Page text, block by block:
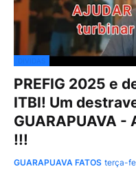
PREFIG 2025 e
ITBI! Um
GUARAPUAVA -
!!!
GUARAPUAVA FATOS terça-